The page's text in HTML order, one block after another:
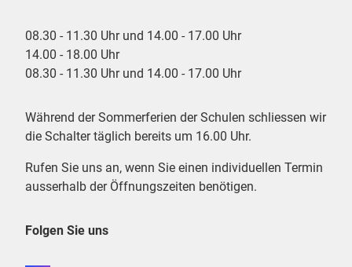
08.30 - 11.30 Uhr und 14.00 - 17.00 Uhr
14.00 - 18.00 Uhr
08.30 - 11.30 Uhr und 14.00 - 17.00 Uhr
Während der Sommerferien der Schulen schliessen wir
die Schalter täglich bereits um 16.00 Uhr.
Rufen Sie uns an, wenn Sie einen individuellen Termin
ausserhalb der Öffnungszeiten benötigen.
Folgen Sie uns